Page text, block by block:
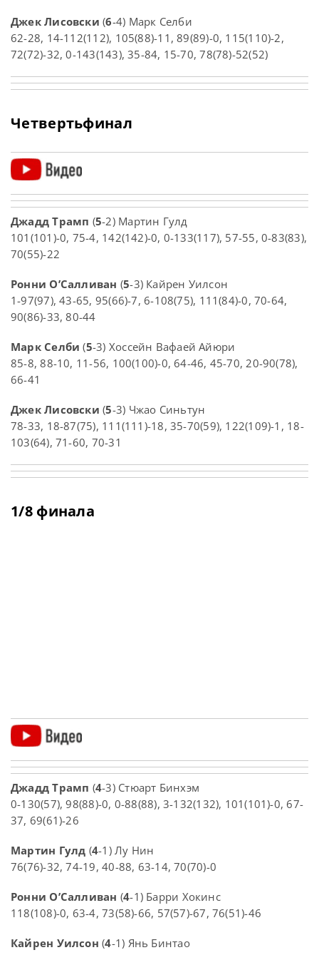
Джек Лисовски (6-4) Марк Селби
62-28, 14-112(112), 105(88)-11, 89(89)-0, 115(110)-2,
72(72)-32, 0-143(143), 35-84, 15-70, 78(78)-52(52)
Четвертьфинал
Джадд Трамп (5-2) Мартин Гулд
101(101)-0, 75-4, 142(142)-0, 0-133(117), 57-55, 0-83(83),
70(55)-22
Ронни О’Салливан (5-3) Кайрен Уилсон
1-97(97), 43-65, 95(66)-7, 6-108(75), 111(84)-0, 70-64,
90(86)-33, 80-44
Марк Селби (5-3) Хоссейн Вафаей Айюри
85-8, 88-10, 11-56, 100(100)-0, 64-46, 45-70, 20-90(78),
66-41
Джек Лисовски (5-3) Чжао Синьтун
78-33, 18-87(75), 111(111)-18, 35-70(59), 122(109)-1, 18-
103(64), 71-60, 70-31
1/8 финала
Джадд Трамп (4-3) Стюарт Бинхэм
0-130(57), 98(88)-0, 0-88(88), 3-132(132), 101(101)-0, 67-
37, 69(61)-26
Мартин Гулд (4-1) Лу Нин
76(76)-32, 74-19, 40-88, 63-14, 70(70)-0
Ронни О’Салливан (4-1) Барри Хокинс
118(108)-0, 63-4, 73(58)-66, 57(57)-67, 76(51)-46
Кайрен Уилсон (4-1) Янь Бинтао